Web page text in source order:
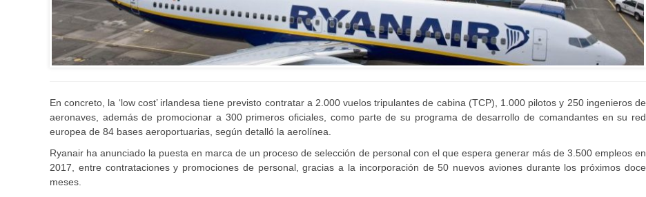
En concreto, la ‘low cost’ irlandesa tiene previsto contratar a 2.000 vuelos tripulantes de cabina (TCP), 1.000 pilotos y 250 ingenieros de
aeronaves, además de promocionar a 300 primeros oficiales, como parte de su programa de desarrollo de comandantes en su red
europea de 84 bases aeroportuarias, según detalló la aerolínea.
Ryanair ha anunciado la puesta en marca de un proceso de selección de personal con el que espera generar más de 3.500 empleos en
2017, entre contrataciones y promociones de personal, gracias a la incorporación de 50 nuevos aviones durante los próximos doce
meses.